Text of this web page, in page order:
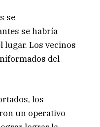
se
se habría
lugar. Los vecinos
del
los
un operativo